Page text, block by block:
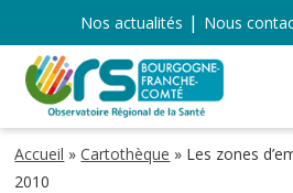
Nos actualités Nous
Accueil »Cartothèque » Les zones
2010